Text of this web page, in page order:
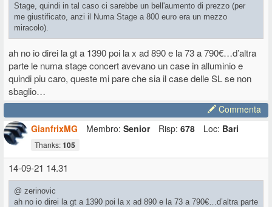
Stage, quindi in tal caso ci sarebbe un bell'aumento di prezzo (per
me giustificato, anzi il Numa Stage a 800 euro era un mezzo
miracolo).
ah no io direi la gt a 1390 poi la x ad 890 e la 73 a 790€…d’altra
parte le numa stage concert avevano un case in alluminio e
quindi piu caro, queste mi pare che sia il case delle SL se non
sbaglio…
Commenta
GianfrixMG
Membro: Senior Risp: 678 Loc: Bari
Thanks:105
14-09-21 14.31
@ zerinovic
ah no io direi la gt a 1390 poi la x ad 890 e la 73 a 790€…d’altra parte